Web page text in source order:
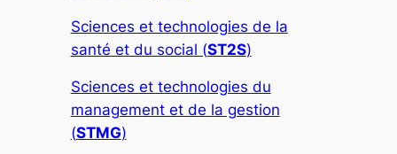
Sciences et technologies de la
santé et du social (ST2S)
Sciences et technologies du
management et de la gestion
(STMG)